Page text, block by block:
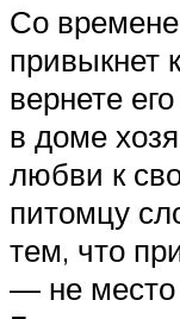
Со
привыкнет
вернете
в доме
любви к
питомцу
тем, что
— не место